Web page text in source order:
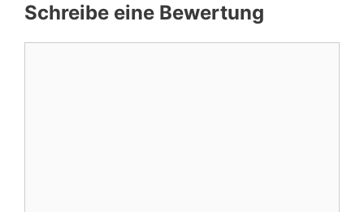
Schreibe eine Bewertung